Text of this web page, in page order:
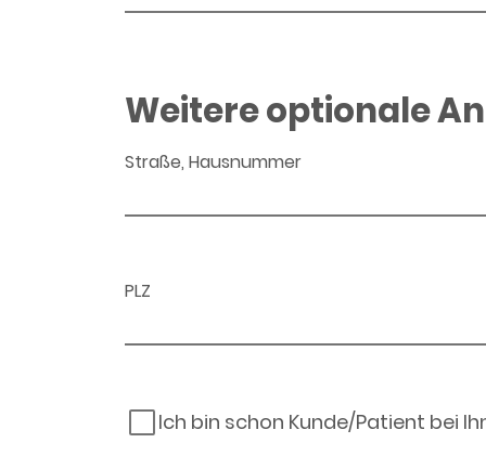
Weitere optionale
Straße, Hausnummer
PLZ
Ich bin schon Kunde/Patient bei